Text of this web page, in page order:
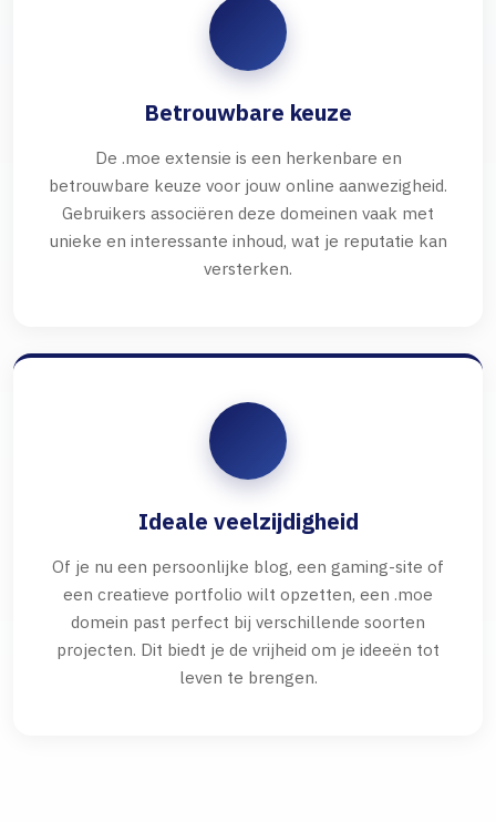
Betrouwbare keuze
De .moe extensie is een herkenbare en
betrouwbare keuze voor jouw online aanwezigheid.
Gebruikers associëren deze domeinen vaak met
unieke en interessante inhoud, wat je reputatie kan
versterken.
Ideale veelzijdigheid
Of je nu een persoonlijke blog, een gaming-site of
een creatieve portfolio wilt opzetten, een .moe
domein past perfect bij verschillende soorten
projecten. Dit biedt je de vrijheid om je ideeën tot
leven te brengen.